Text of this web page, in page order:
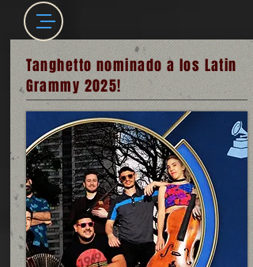
Tanghetto nominado a los Latin
Grammy 2025!